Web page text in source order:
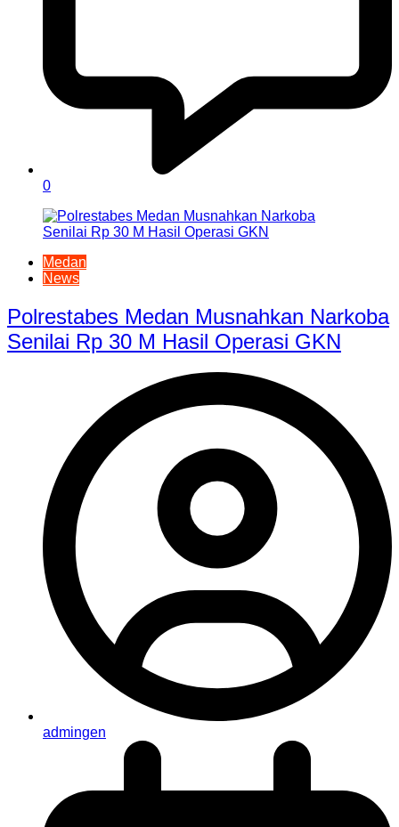
0
Medan
News
Polrestabes Medan Musnahkan Narkoba
Senilai Rp 30 M Hasil Operasi GKN
admingen